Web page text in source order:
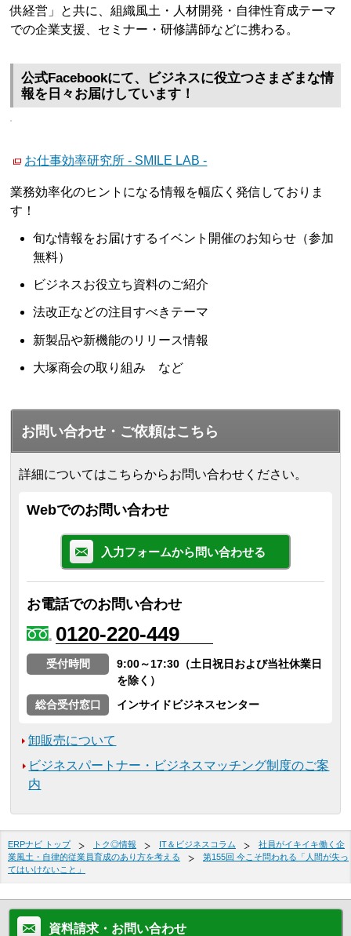
供経営」と共に、組織風土・人材開発・自律性育成テーマ
での企業支援、セミナー・研修講師などに携わる。
公式Facebookにて、ビジネスに役立つさまざまな情
報を日々お届けしています！
お仕事効率研究所 - SMILE LAB -
業務効率化のヒントになる情報を幅広く発信しておりま
す！
旬な情報をお届けするイベント開催のお知らせ（参加
無料）
ビジネスお役立ち資料のご紹介
法改正などの注目すべきテーマ
新製品や新機能のリリース情報
大塚商会の取り組み など
お問い合わせ・ご依頼はこちら
詳細についてはこちらからお問い合わせください。
Webでのお問い合わせ
入力フォームから問い合わせる
お電話でのお問い合わせ
0120-220-449
受付時間
9:00～17:30（土日祝日および当社休業日
を除く）
総合受付窓口
インサイドビジネスセンター
卸販売について
ビジネスパートナー・ビジネスマッチング制度のご案
内
ERPナビ トップ トク◎情報 IT＆ビジネスコラム
社員がイキイキ働く企
業風土・自律的従業員育成のあり方を考える
第155回 今こそ問われる「人間が失っ
てはいけないこと」
資料請求・お問い合わせ